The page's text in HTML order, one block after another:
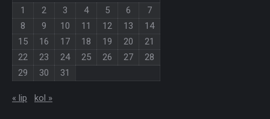
1
2 3 4 5 6
7
8
9 10 11 12 13
14
15
16 17 18 19 20
21
22
23 24 25 26 27
28
29
30 31
« lip kol »